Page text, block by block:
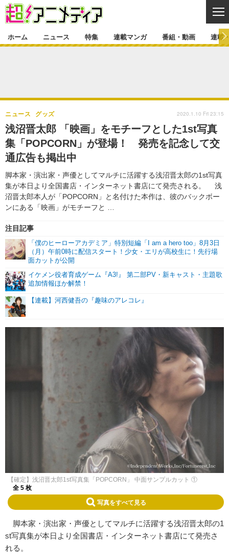
ゲーム・アプリ マンガ
グッズ イベント
声優
舞台 新帝スタ
特集一覧 カバー
ラキりす
連載マンガ
連載マンガ一覧
番組・動画
番組・動画一覧 ラジオ
動画
連載・ブログ
連載・ブログ一覧
編集部ブログ・お知らせ
ホーム ニュース 特集 連載マンガ 番組・動画 連載
浅沼晋太郎 「映画」をモチーフとした1st写真
集「POPCORN」が登場！ 発売を記念して交
通広告も掲出中
脚本家・演出家・声優としてマルチに活躍する浅沼晋太郎の1st写真
集が本日より全国書店・インターネット書店にて発売される。 浅
沼晋太郎本人が「POPCORN」と名付けた本作は、彼のバックボー
ンにある「映画」がモチーフと …
ニュース グッズ
注目記事
「僕のヒーローアカデミア」特別短編「I am a hero too」8月3日
（月）午前0時に配信スタート！少女・エリが高校生に！先行場
面カットが公開
イケメン役者育成ゲーム『A3!』 第二部PV・新キャスト・主題歌
追加情報ほか解禁！
【連載】河西健吾の『趣味のアレコレ』
2020.1.10 Fri 23:15
【確定】浅沼晋太郎1st写真集「POPCORN」 中面サンプルカット ①
全 5 枚
写真をすべて見る
脚本家・演出家・声優としてマルチに活躍する浅沼晋太郎の1
st写真集が本日より全国書店・インターネット書店にて発売さ
れる。